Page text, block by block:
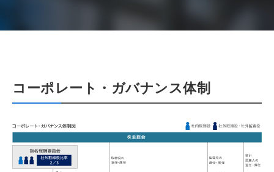
コーポレート・ガバナンス体制